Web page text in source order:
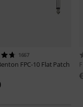
1667
FPC-10 Flat Patch